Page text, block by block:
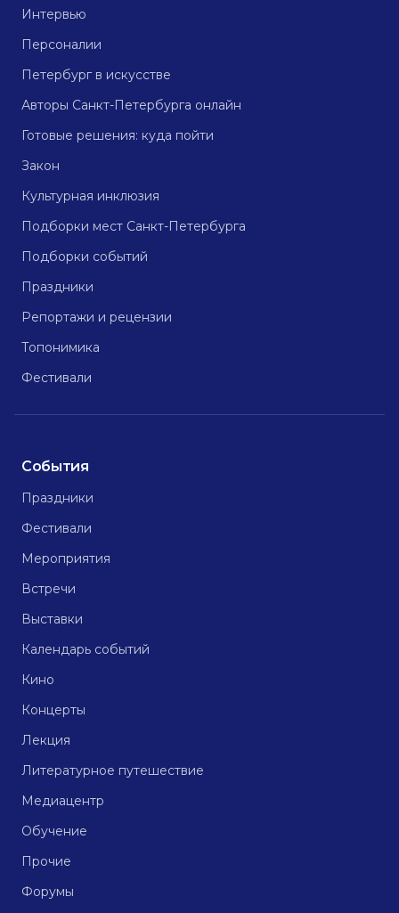
Интервью
Персоналии
Петербург в искусстве
Авторы Санкт-Петербурга онлайн
Готовые решения: куда пойти
Закон
Культурная инклюзия
Подборки мест Санкт-Петербурга
Подборки событий
Праздники
Репортажи и рецензии
Топонимика
Фестивали
События
Праздники
Фестивали
Мероприятия
Встречи
Выставки
Календарь событий
Кино
Концерты
Лекция
Литературное путешествие
Медиацентр
Обучение
Прочие
Форумы